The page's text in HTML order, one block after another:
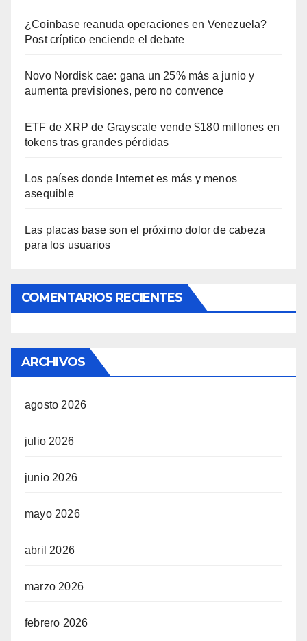
¿Coinbase reanuda operaciones en Venezuela?
Post críptico enciende el debate
Novo Nordisk cae: gana un 25% más a junio y
aumenta previsiones, pero no convence
ETF de XRP de Grayscale vende $180 millones en
tokens tras grandes pérdidas
Los países donde Internet es más y menos
asequible
Las placas base son el próximo dolor de cabeza
para los usuarios
COMENTARIOS RECIENTES
ARCHIVOS
agosto 2026
julio 2026
junio 2026
mayo 2026
abril 2026
marzo 2026
febrero 2026